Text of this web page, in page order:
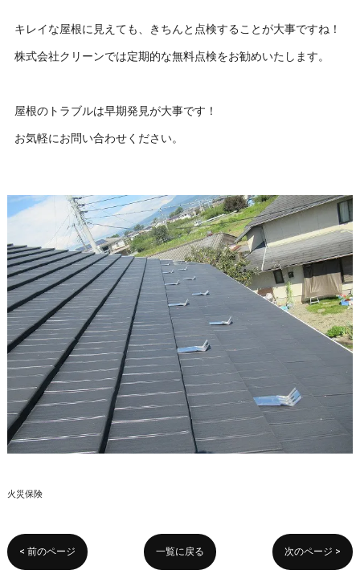
キレイな屋根に見えても、きちんと点検することが大事ですね！
株式会社クリーンでは定期的な無料点検をお勧めいたします。
屋根のトラブルは早期発見が大事です！
お気軽にお問い合わせください。
火災保険
< 前のページ 一覧に戻る 次のページ >